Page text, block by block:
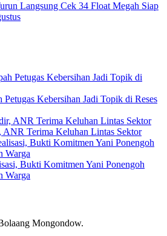
Langsung Cek 34 Float Megah Siap
Kebersihan Jadi Topik di Reses
ANR Terima Keluhan Lintas Sektor
Bukti Komitmen Yani Ponengoh
Warga
Mongondow.